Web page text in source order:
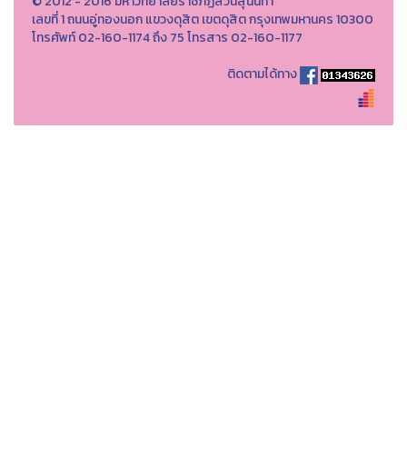
เลขที่ 1 ถนนอู่ทองนอก แขวงดุสิต เขตดุสิต กรุงเทพมหานคร 10300
โทรศัพท์ 02-160-1174 ถึง 75 โทรสาร 02-160-1177
ติดตามได้ทาง